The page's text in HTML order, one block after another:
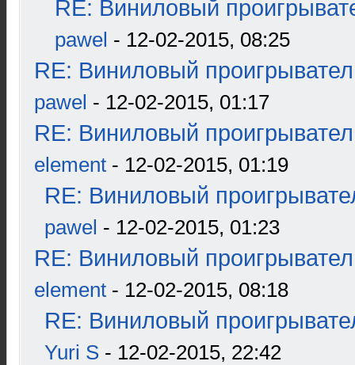
RE: Виниловый
pawel - 12-02-2015, 08:25
RE: Виниловый
pawel - 12-02-2015, 01:17
RE: Виниловый
element - 12-02-2015, 01:19
RE: Виниловый
pawel - 12-02-2015, 01:23
RE: Виниловый
element - 12-02-2015, 08:18
RE: Виниловый
Yuri S - 12-02-2015, 22:42